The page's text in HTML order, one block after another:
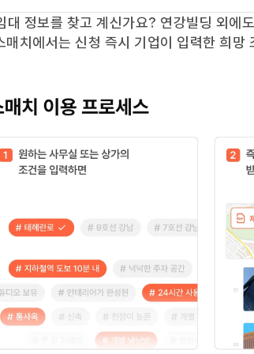
대 정보를 찾고 계신가요? 연강빌딩 외에도
매치에서는 신청 즉시 기업이 입력한 희